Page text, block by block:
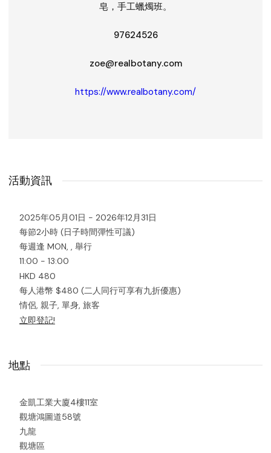
皂，手工蠟燭班。
97624526
zoe@realbotany.com
https://www.realbotany.com/
活動資訊
2025年05月01日 - 2026年12月31日
每節2小時 (日子時間彈性可議)
每週逢 MON, , 舉行
11:00 - 13:00
HKD 480
每人港幣 $480 (二人同行可享有九折優惠)
情侶, 親子, 單身, 旅客
立即登記!
地點
金凱工業大廈4樓11室
觀塘鴻圖道58號
九龍
觀塘區